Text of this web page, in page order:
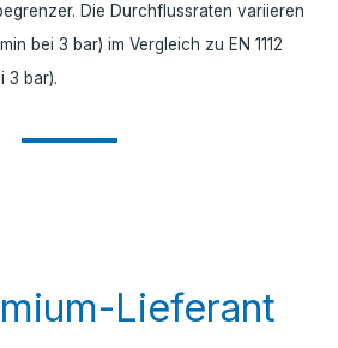
Die Durchflussraten variieren
bei 3 bar) im Vergleich zu EN 1112
3 bar).
Lieferant